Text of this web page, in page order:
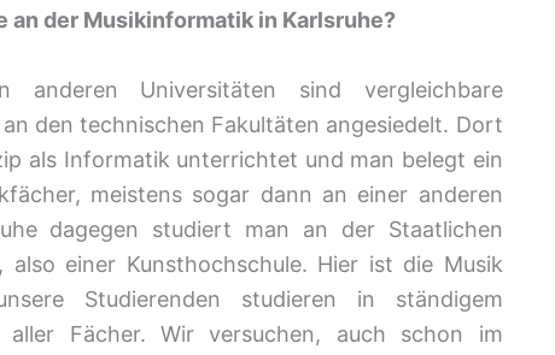
an der Musikinformatik in Karlsruhe?
anderen Universitäten sind vergleichbare
den technischen Fakultäten angesiedelt. Dort
als Informatik unterrichtet und man belegt ein
meistens sogar dann an einer anderen
dagegen studiert man an der Staatlichen
also einer Kunsthochschule. Hier ist die Musik
Studierenden studieren in ständigem
Fächer. Wir versuchen, auch schon im